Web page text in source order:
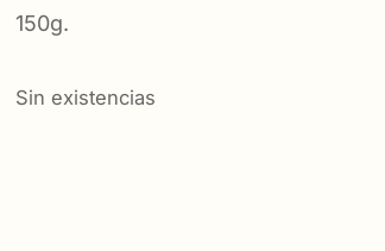
150g.
Sin existencias